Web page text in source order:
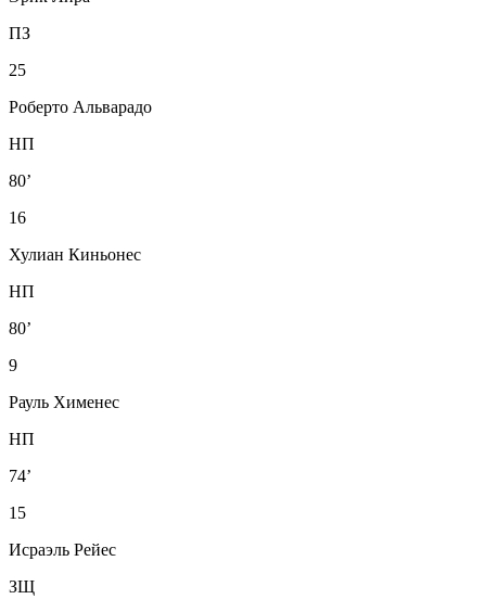
ПЗ
25
Роберто Альварадо
НП
80’
16
Хулиан Киньонес
НП
80’
9
Рауль Хименес
НП
74’
15
Исраэль Рейес
ЗЩ